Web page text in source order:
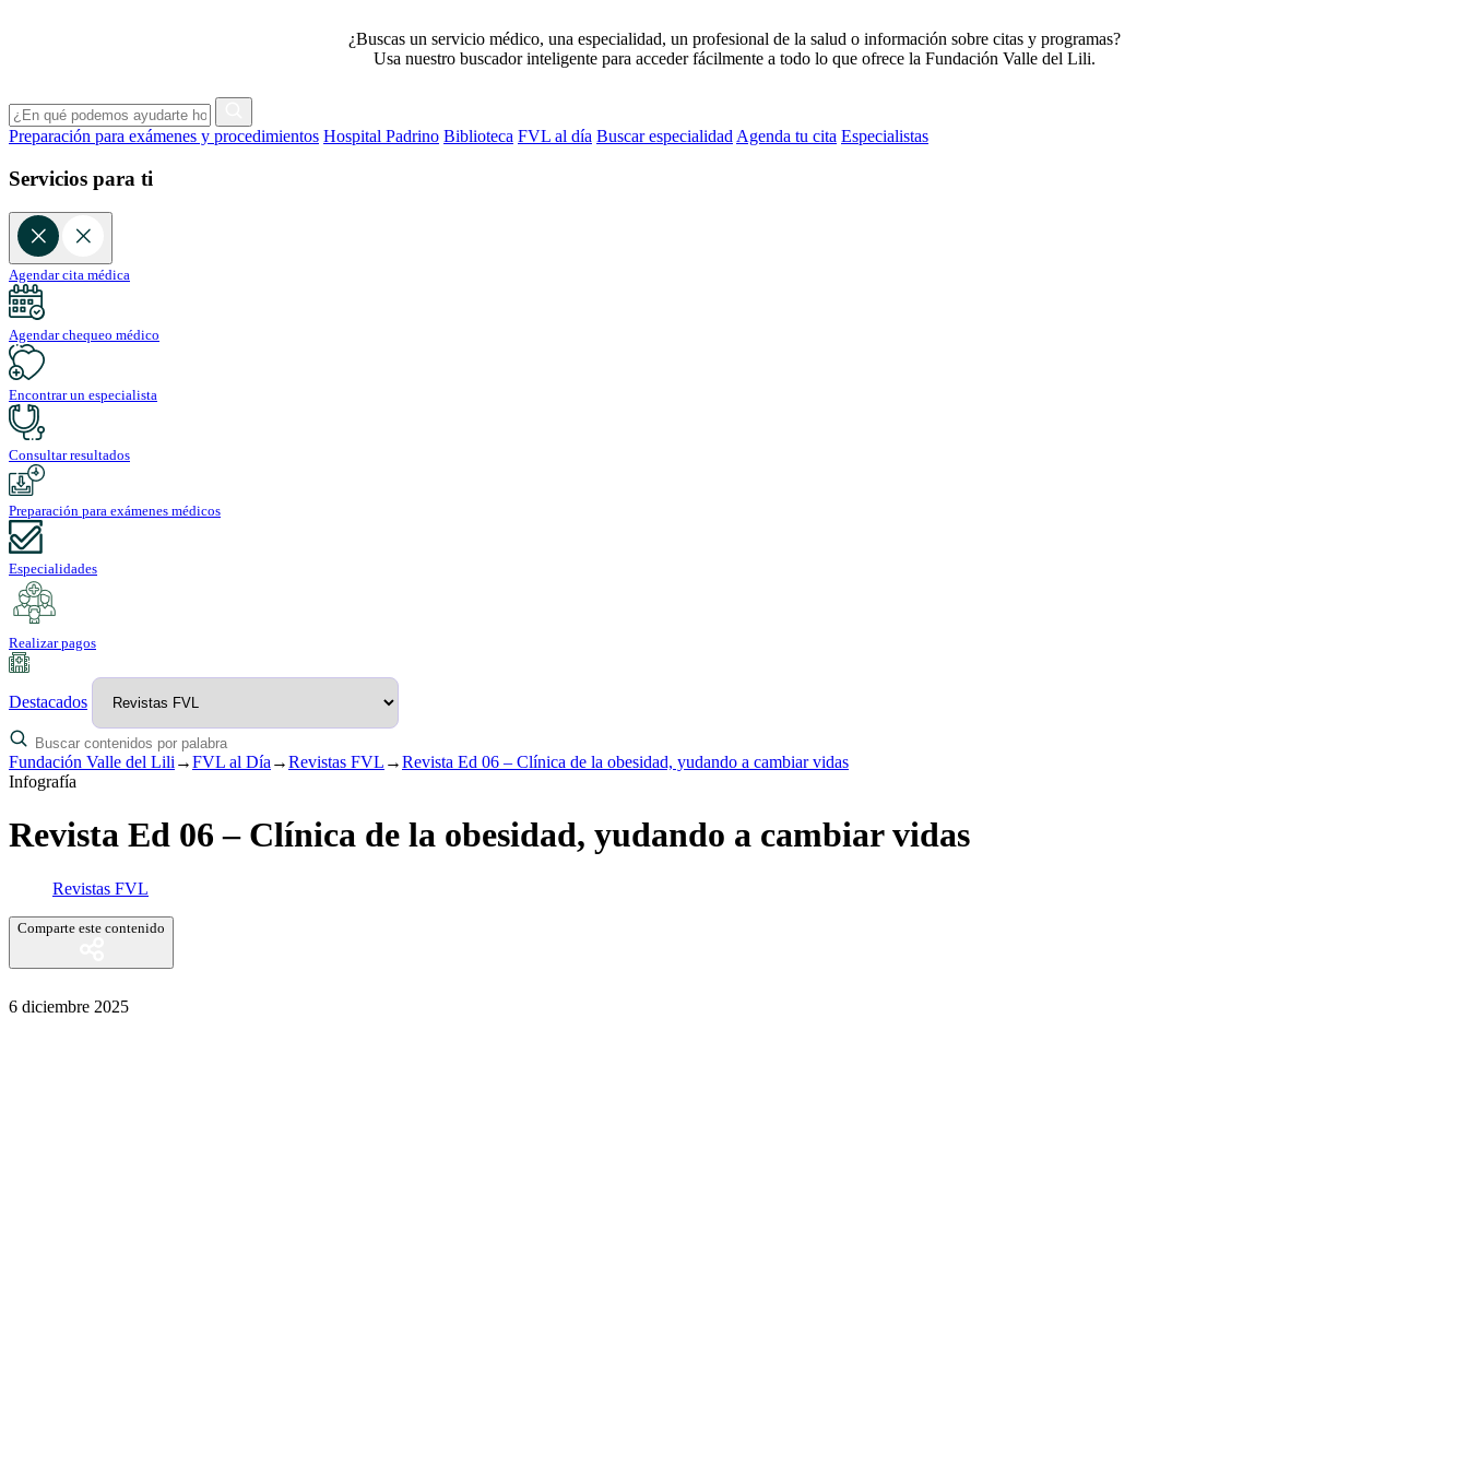
¿Buscas un servicio médico, una especialidad, un profesional de la salud o información sobre citas y programas?
Usa nuestro buscador inteligente para acceder fácilmente a todo lo que ofrece la Fundación Valle del Lili.
Preparación para exámenes y procedimientos Hospital Padrino Biblioteca FVL al día Buscar especialidad Agenda tu cita Especialistas
Servicios para ti
Agendar cita médica
Agendar chequeo médico
Encontrar un especialista
Consultar resultados
Preparación para exámenes médicos
Especialidades
Realizar pagos
Destacados
Fundación Valle del Lili →FVL al Día →Revistas FVL →Revista Ed 06 – Clínica de la obesidad, yudando a cambiar vidas
Infografía
Revista Ed 06 – Clínica de la obesidad, yudando a cambiar vidas
Revistas FVL
Comparte este contenido
6 diciembre 2025